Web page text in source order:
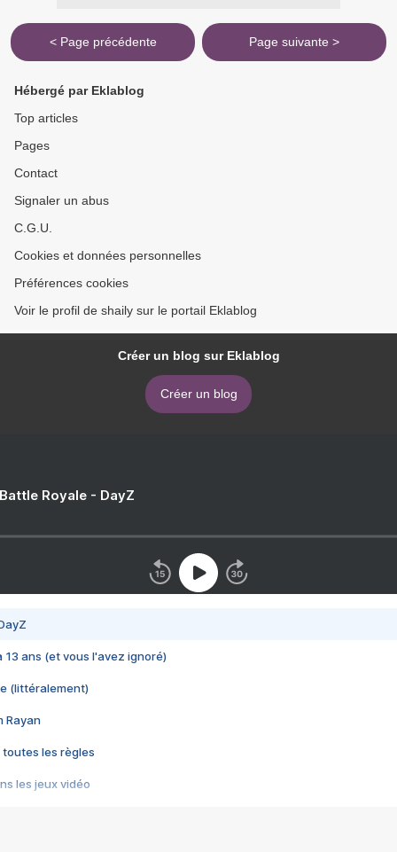
< Page précédente Page suivante >
Hébergé par Eklablog
Top articles
Pages
Contact
Signaler un abus
C.G.U.
Cookies et données personnelles
Préférences cookies
Voir le profil de shaily sur le portail Eklablog
Créer un blog sur Eklablog
Créer un blog
Royale - DayZ
13 ans (et vous l'avez ignoré)
(littéralement)
Rayan
toutes les règles
les jeux vidéo